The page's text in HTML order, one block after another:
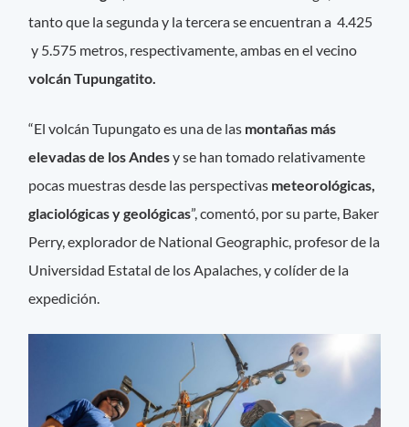
tanto que la segunda y la tercera se encuentran a 4.425
y 5.575 metros, respectivamente, ambas en el vecino
volcán Tupungatito.
“El volcán Tupungato es una de las montañas más
elevadas de los Andesy se han tomado relativamente
pocas muestras desde las perspectivas meteorológicas,
glaciológicas y geológicas”, comentó, por su parte, Baker
Perry, explorador de National Geographic, profesor de la
Universidad Estatal de los Apalaches, y colíder de la
expedición.